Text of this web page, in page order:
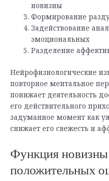
новизны
Формирование
Задействование
эмоциональных
Разделение
Нейрофизиологические
повторное ментальное
понижает деятельность
его действительного
задуманное момент как
снижает его свежесть и
Функция
положительных